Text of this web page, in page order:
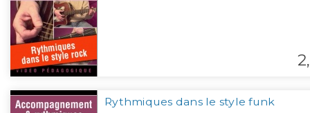
2,
Rythmiques dans le style funk